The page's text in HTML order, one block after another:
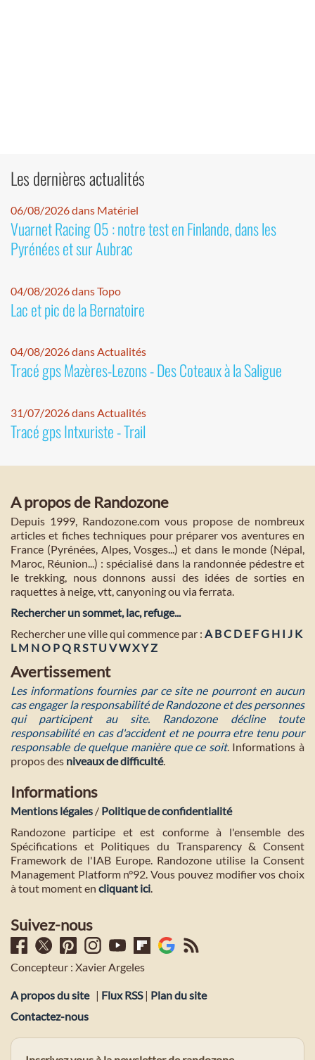
Les dernières actualités
06/08/2026 dans Matériel
Vuarnet Racing 05 : notre test en Finlande, dans les
Pyrénées et sur Aubrac
04/08/2026 dans Topo
Lac et pic de la Bernatoire
04/08/2026 dans Actualités
Tracé gps Mazères-Lezons - Des Coteaux à la Saligue
31/07/2026 dans Actualités
Tracé gps Intxuriste - Trail
A propos de Randozone
Depuis 1999, Randozone.com vous propose de nombreux
articles et fiches techniques pour préparer vos aventures en
France (Pyrénées, Alpes, Vosges...) et dans le monde (Népal,
Maroc, Réunion...) : spécialisé dans la randonnée pédestre et
le trekking, nous donnons aussi des idées de sorties en
raquettes à neige, vtt, canyoning ou via ferrata.
Rechercher un sommet, lac, refuge...
Rechercher une ville qui commence par : A BC D E FG H I J K
L M NO PQ RST U VWXYZ
Avertissement
Les informations fournies par ce site ne pourront en aucun
cas engager la responsabilité de Randozone et des personnes
qui participent au site. Randozone décline toute
responsabilité en cas d'accident et ne pourra etre tenu pour
responsable de quelque manière que ce soit. Informations à
propos des niveaux de difficulté.
Informations
Mentions légales / Politique de confidentialité
Randozone participe et est conforme à l'ensemble des
Spécifications et Politiques du Transparency & Consent
Framework de l'IAB Europe. Randozone utilise la Consent
Management Platform n°92. Vous pouvez modifier vos choix
à tout moment en cliquant ici.
Suivez-nous
Concepteur : Xavier Argeles
A propos du site | Flux RSS| Plan du site
Contactez-nous